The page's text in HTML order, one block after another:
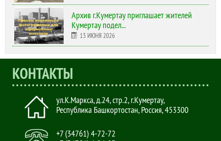
Архив г.Кумертау приглашает жителей
Кумертау подел...
13 ИЮНЯ 2026
КОНТАКТЫ
ул.К.Маркса, д.24, стр.2,г.Кумертау,
Республика Башкортостан, Россия,453300
+7 (34761) 4-72-72